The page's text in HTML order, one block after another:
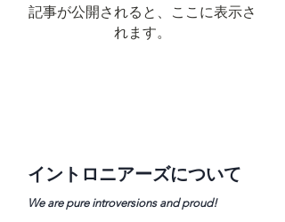
記事が公開されると、ここに表示さ
れます。
イントロニアーズについて
We are pure introversions and proud!